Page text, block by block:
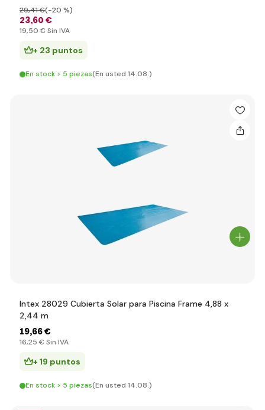
23,60 €
29,41 €(-20 %)
19,50 € Sin IVA
+ 23 puntos
En stock > 5 piezas(En usted 14.08.)
Intex 28029 Cubierta Solar para Piscina Frame 4,88 x
2,44 m
19,66 €
16,25 € Sin IVA
+ 19 puntos
En stock > 5 piezas(En usted 14.08.)